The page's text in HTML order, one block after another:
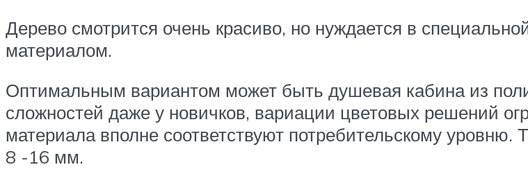
Дерево смотрится очень красиво, но нуждается в
материалом.
Оптимальным вариантом может быть душевая кабина из
сложностей даже у новичков, вариации цветовых решений
материала вполне соответствуют потребительскому
8 -16 мм.